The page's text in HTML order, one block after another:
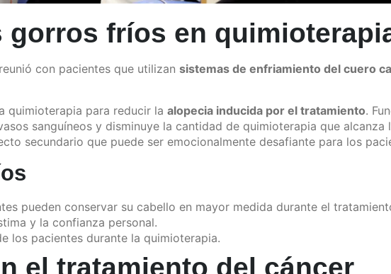
gorros fríos en
con pacientes que utilizan sistemas de enfriamiento del cuero
quimioterapia para reducir la alopecia inducida por el tratamiento.
sanguíneos y disminuye la cantidad de quimioterapia que alcanza
secundario que puede ser emocionalmente desafiante para los
pueden conservar su cabello en mayor medida durante el
y la confianza personal.
los pacientes durante la quimioterapia.
el tratamiento del cáncer